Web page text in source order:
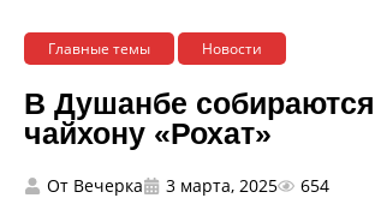
Главные темы Новости
В Душанбе
чайхону «Рохат»
От Вечерка 3 марта, 2025 654